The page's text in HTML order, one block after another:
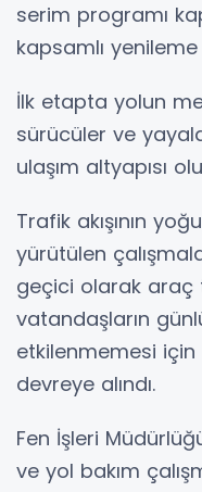
serim programı
kapsamlı yenileme
İlk etapta yolun
sürücüler ve
ulaşım altyapısı
Trafik akışının
yürütülen
geçici olarak araç
vatandaşların
etkilenmemesi
devreye alındı.
Fen İşleri
ve yol bakım